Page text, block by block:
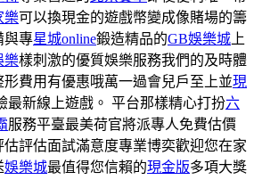
樂可以換現金的遊戲幣變成像賭場的籌
與專星城online鍛造精品的GB娛樂城 上
樂樣刺激的優質娛樂服務我們的及時體
費用有優惠哦萬一過會兒戶至上並現
最新線上遊戲。 平台那樣精心打扮六
服務平臺最美荷官將派專人免費估價
估評估面試滿意度專業博奕歡迎您在家
娛樂城最值得您信賴的現金版多項大獎